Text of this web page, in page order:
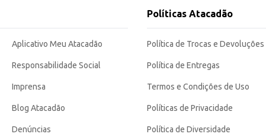
Aplicativo Meu Atacadão
Responsabilidade Social
Imprensa
Blog Atacadão
Denúncias
Políticas Atacadão
Política de Trocas e Devoluções
Política de Entregas
Termos e Condições de Uso
Políticas de Privacidade
Política de Diversidade